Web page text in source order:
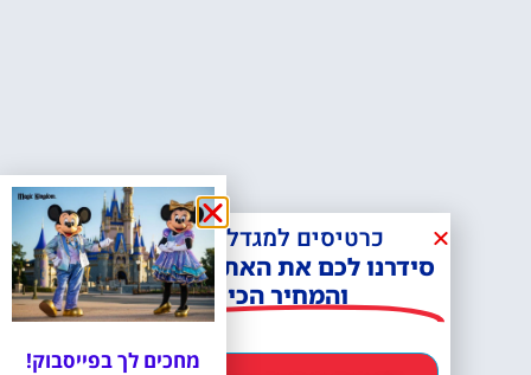
כרטיסים למגדל אייפל?
סידרנו לכם את האתר הכי אמין -
והמחיר הכי זול!
מחכים לך בפייסבוק!